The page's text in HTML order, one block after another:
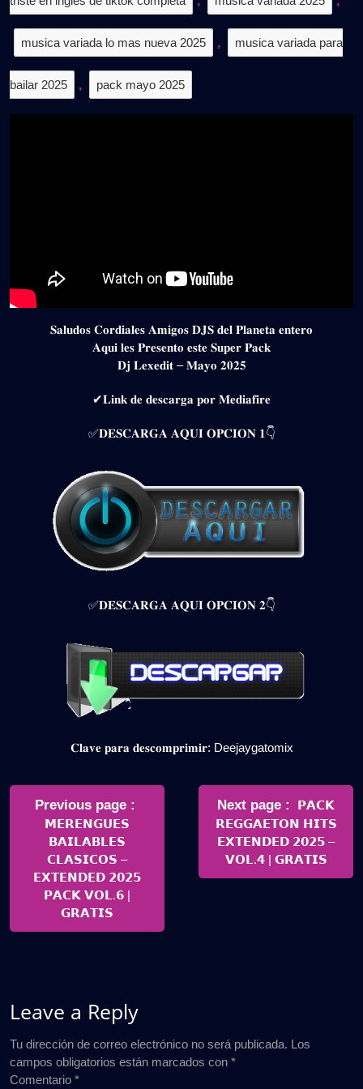
musica variada lo mas nueva 2025 , musica variada para
bailar 2025 , pack mayo 2025
𝐒𝐚𝐥𝐮𝐝𝐨𝐬 𝐂𝐨𝐫𝐝𝐢𝐚𝐥𝐞𝐬 𝐀𝐦𝐢𝐠𝐨𝐬 𝐃𝐉𝐒 𝐝𝐞𝐥 𝐏𝐥𝐚𝐧𝐞𝐭𝐚 𝐞𝐧𝐭𝐞𝐫𝐨
𝐀𝐪𝐮𝐢 𝐥𝐞𝐬 𝐏𝐫𝐞𝐬𝐞𝐧𝐭𝐨 𝐞𝐬𝐭𝐞 𝐒𝐮𝐩𝐞𝐫 𝐏𝐚𝐜𝐤
𝐃𝐣 𝐋𝐞𝐱𝐞𝐝𝐢𝐭 – 𝐌𝐚𝐲𝐨 𝟐𝟎𝟐𝟓
✔𝐋𝐢𝐧𝐤 𝐝𝐞 𝐝𝐞𝐬𝐜𝐚𝐫𝐠𝐚 𝐩𝐨𝐫 𝐌𝐞𝐝𝐢𝐚𝐟𝐢𝐫𝐞
✅𝐃𝐄𝐒𝐂𝐀𝐑𝐆𝐀 𝐀𝐐𝐔𝐈 𝐎𝐏𝐂𝐈𝐎𝐍 𝟏👇
✅𝐃𝐄𝐒𝐂𝐀𝐑𝐆𝐀 𝐀𝐐𝐔𝐈 𝐎𝐏𝐂𝐈𝐎𝐍 𝟐👇
𝐂𝐥𝐚𝐯𝐞 𝐩𝐚𝐫𝐚 𝐝𝐞𝐬𝐜𝐨𝐦𝐩𝐫𝐢𝐦𝐢𝐫: Deejaygatomix
Navegación
entradas
Previous page
𝗠𝗘𝗥𝗘𝗡𝗚𝗨𝗘𝗦
𝗕𝗔𝗜𝗟𝗔𝗕𝗟𝗘𝗦
𝗖𝗟𝗔𝗦𝗜𝗖𝗢𝗦 –
𝗘𝗫𝗧𝗘𝗡𝗗𝗘𝗗 𝟮𝟬𝟮𝟱
𝗣𝗔𝗖𝗞 𝗩𝗢𝗟.𝟲 |
𝗚𝗥𝗔𝗧𝗜𝗦
Next page
Newer
Posts
𝗣𝗔𝗖𝗞
𝗥𝗘𝗚𝗚𝗔𝗘𝗧𝗢𝗡 𝗛𝗜𝗧𝗦
𝗘𝗫𝗧𝗘𝗡𝗗𝗘𝗗 𝟮𝟬𝟮𝟱 –
𝗩𝗢𝗟.𝟰 | 𝗚𝗥𝗔𝗧𝗜𝗦
Leave a Reply
Tu dirección de correo electrónico no será publicada. Los
campos obligatorios están marcados con *
Comentario *